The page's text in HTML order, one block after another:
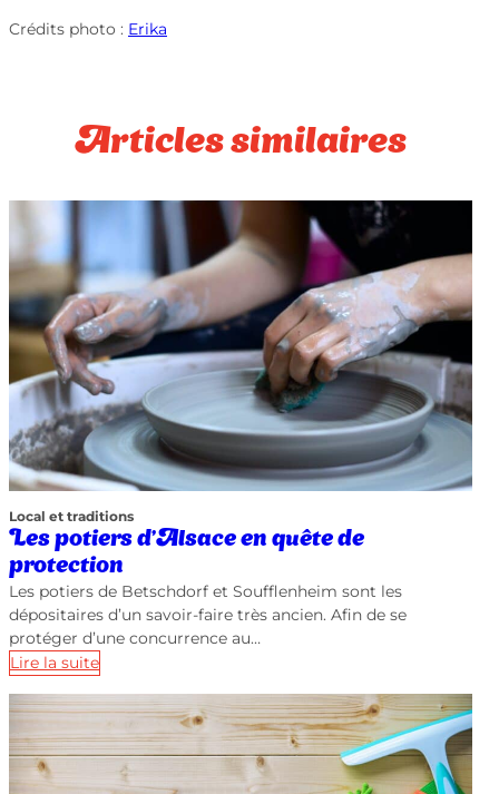
Crédits photo : Erika
Articles similaires
Local et traditions
Les potiers d’Alsace en quête de
protection
Les potiers de Betschdorf et Soufflenheim sont les
dépositaires d’un savoir-faire très ancien. Afin de se
protéger d’une concurrence au…
Lire la suite